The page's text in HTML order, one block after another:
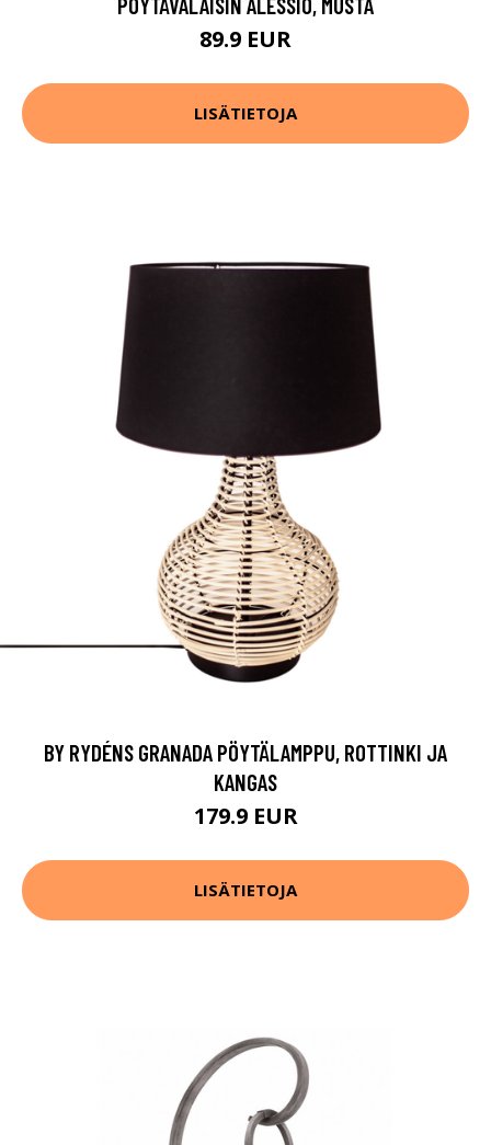
89.9 EUR
LISÄTIETOJA
BY RYDÉNS GRANADA PÖYTÄLAMPPU, ROTTINKI JA
KANGAS
179.9 EUR
LISÄTIETOJA